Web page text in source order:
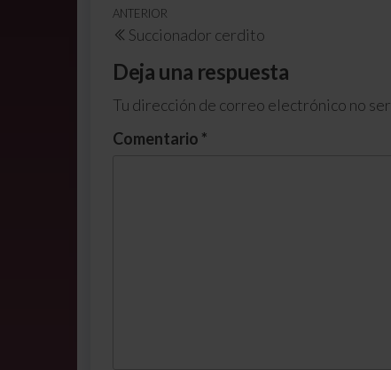
ANTERIOR
Succionador cerdito
Deja una respuesta
Tu dirección de correo electrónico no
Comentario *